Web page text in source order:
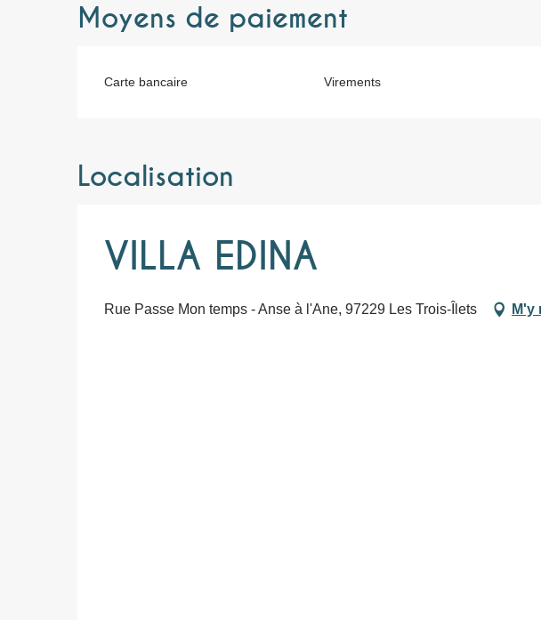
Moyens de paiement
Carte bancaire Virements
Localisation
VILLA EDINA
Rue Passe Mon temps - Anse à l'Ane, 97229 Les Trois-Îlets M'y